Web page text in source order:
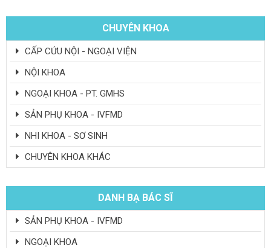
CHUYÊN KHOA
CẤP CỨU NỘI - NGOẠI VIỆN
NỘI KHOA
NGOẠI KHOA - PT. GMHS
SẢN PHỤ KHOA - IVFMD
NHI KHOA - SƠ SINH
CHUYÊN KHOA KHÁC
DANH BẠ BÁC SĨ
SẢN PHỤ KHOA - IVFMD
NGOẠI KHOA